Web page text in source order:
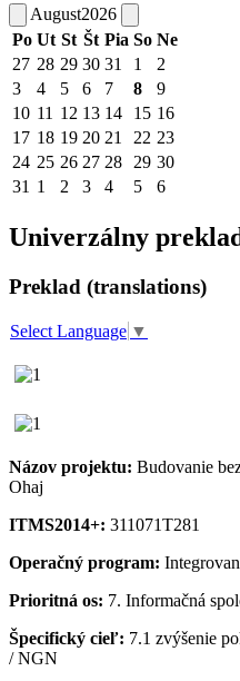
August2026
Po Ut St Št Pia So Ne
27 28 29 30 31 1
2
3
4 5 6 7 8
9
10 11 12 13 14 15 16
17 18 19 20 21 22 23
24 25 26 27 28 29 30
31 1 2 3 4 5 6
Univerzálny
Preklad (translations)
Select Language ▼
Názov projektu: Budovanie
Ohaj
ITMS2014+: 311071T281
Operačný program:
Prioritná os: 7. Informačná
Špecifický cieľ: 7.1 zvýšenie
/ NGN